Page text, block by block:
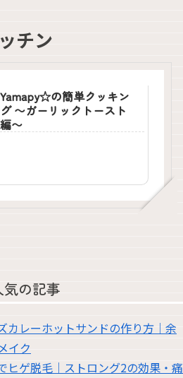
チン
Yamapy☆の簡単クッキン
グ 〜ガーリックトースト
編〜
気の記事
カレーホットサンドの作り方｜余
イク
ヒゲ脱毛｜ストロング2の効果・痛